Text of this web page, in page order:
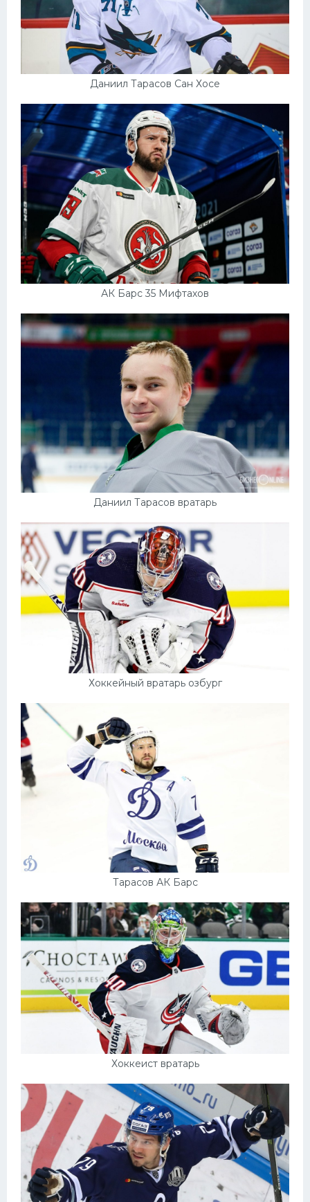
Даниил Тарасов Сан Хосе
АК Барс 35 Мифтахов
Даниил Тарасов вратарь
Хоккейный вратарь озбург
Тарасов АК Барс
Хоккеист вратарь